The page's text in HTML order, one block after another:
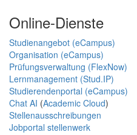
Online-Dienste
Studienangebot (eCampus)
Organisation (eCampus)
Prüfungsverwaltung (FlexNow)
Lernmanagement (Stud.IP)
Studierendenportal (eCampus)
Chat AI (Academic Cloud)
Stellenausschreibungen
Jobportal stellenwerk